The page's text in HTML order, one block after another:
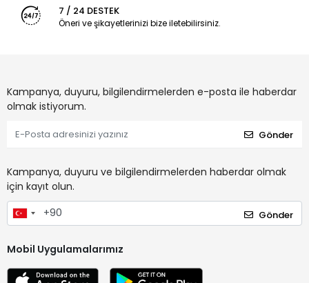
7 / 24 DESTEK
Öneri ve şikayetlerinizi bize iletebilirsiniz.
Kampanya, duyuru, bilgilendirmelerden e-posta ile haberdar
olmak istiyorum.
Gönder
Kampanya, duyuru ve bilgilendirmelerden haberdar olmak
için kayıt olun.
Gönder
Mobil Uygulamalarımız